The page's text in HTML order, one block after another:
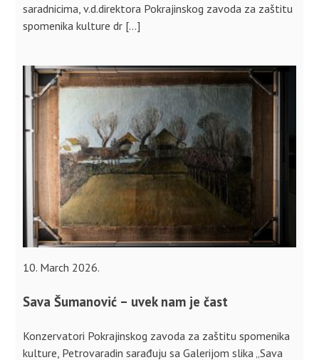
saradnicima, v.d.direktora Pokrajinskog zavoda za zaštitu
spomenika kulture dr […]
10. March 2026.
Sava Šumanović – uvek nam je čast
Konzervatori Pokrajinskog zavoda za zaštitu spomenika
kulture, Petrovaradin sarađuju sa Galerijom slika „Sava